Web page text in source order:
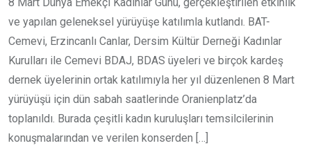
ve yapılan geleneksel yürüyüşe katılımla kutlandı. BAT-
Cemevi, Erzincanlı Canlar, Dersim Kültür Derneği Kadınlar
Kurulları ile Cemevi BDAJ, BDAS üyeleri ve birçok kardeş
dernek üyelerinin ortak katılımıyla her yıl düzenlenen 8 Mart
yürüyüşü için dün sabah saatlerinde Oranienplatz’da
toplanıldı. Burada çeşitli kadın kuruluşları temsilcilerinin
konuşmalarından ve verilen konserden […]